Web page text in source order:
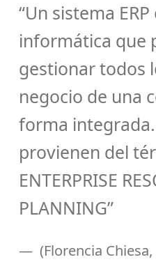
“Un sistema
informática que
gestionar todos
negocio de una
forma
provienen del
ENTERPRISE
PLANNING”
(Florencia